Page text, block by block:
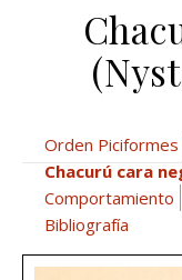
Orden Piciformes
Chacurú cara
Comportamiento
Bibliografía